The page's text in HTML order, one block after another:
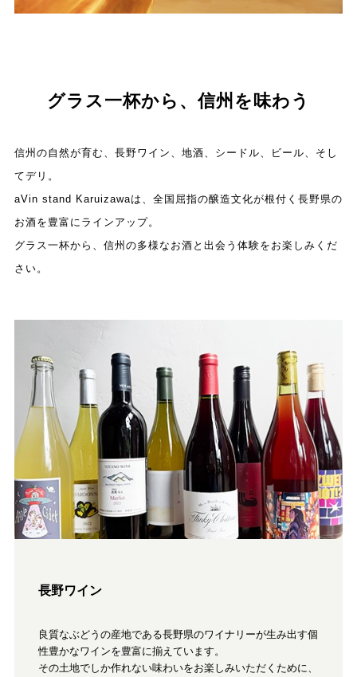
グラス一杯から、信州を味わう
信州の自然が育む、長野ワイン、地酒、シードル、ビール、そし
てデリ。
aVin stand Karuizawaは、全国屈指の醸造文化が根付く長野県の
お酒を豊富にラインアップ。
グラス一杯から、信州の多様なお酒と出会う体験をお楽しみくだ
さい。
長野ワイン
良質なぶどうの産地である長野県のワイナリーが生み出す個
性豊かなワインを豊富に揃えています。
その土地でしか作れない味わいをお楽しみいただくために、